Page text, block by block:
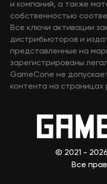
и компаний, а также
собственностью
Все ключи активации
дистрибьюторов и
представленные на
зарегистрированы
GameCone не
контента на страницах
© 2021 -
Все